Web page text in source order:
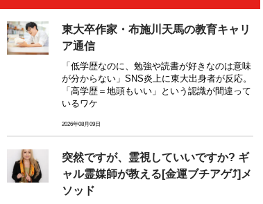
東大卒作家・布施川天馬の教育キャリ
ア通信
「低学歴なのに、勉強や読書が好きなのは意味
が分からない」SNS炎上に東大出身者が反応。
「高学歴＝地頭もいい」という認識が間違って
いるワケ
2026年08月09日
突然ですが、霊視していいですか? ギ
ャル霊媒師が教える[金運ブチアゲ⤴]メ
ソッド